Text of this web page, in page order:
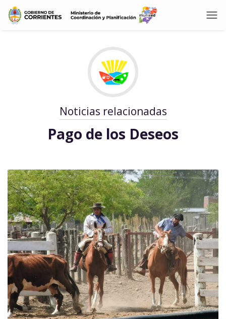
Noticias relacionadas
Pago de los Deseos